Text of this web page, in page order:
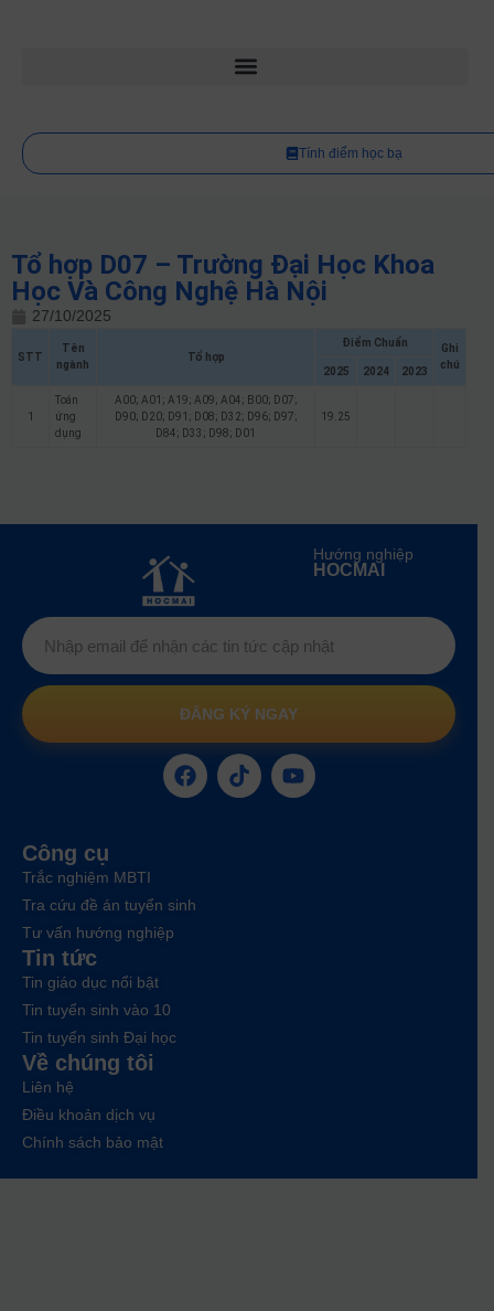
Tính điểm học bạ
Tổ hợp D07 – Trường Đại Học Khoa
Học Và Công Nghệ Hà Nội
27/10/2025
STT
Tên
ngành
Tổ hợp
Điểm Chuẩn
Ghi
chú
2025 2024 2023
1
Toán
ứng
dụng
A00; A01; A19; A09; A04; B00; D07;
D90; D20; D91; D08; D32; D96; D97;
D84; D33; D98; D01
19.25
Hướng nghiệp
HOCMAI
ĐĂNG KÝ NGAY
Công cụ
Trắc nghiệm MBTI
Tra cứu đề án tuyển sinh
Tư vấn hướng nghiệp
Tin tức
Tin giáo dục nổi bật
Tin tuyển sinh vào 10
Tin tuyển sinh Đại học
Về chúng tôi
Liên hệ
Điều khoản dịch vụ
Chính sách bảo mật